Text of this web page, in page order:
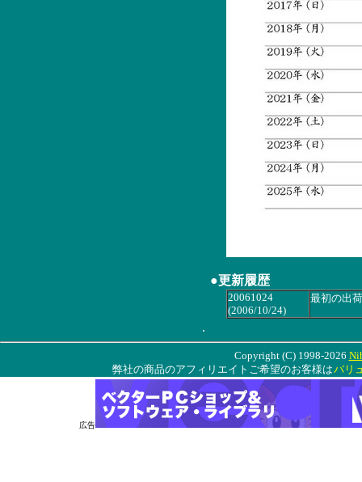
.
●更新履歴
20061024
(2006/10/24)
最初の出荷
Copyright (C) 1998-2026
弊社の商品のアフィリエイトご希望のお客様はバリ
広告